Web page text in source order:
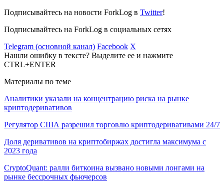
Подписывайтесь на новости ForkLog в Twitter!
Подписывайтесь на ForkLog в социальных сетях
Telegram (основной канал) Facebook X
Нашли ошибку в тексте? Выделите ее и нажмите
CTRL+ENTER
Материалы по теме
Аналитики указали на концентрацию риска на рынке
криптодеривативов
Регулятор США разрешил торговлю криптодеривативами 24/7
Доля деривативов на криптобиржах достигла максимума с
2023 года
CryptoQuant: ралли биткоина вызвано новыми лонгами на
рынке бессрочных фьючерсов